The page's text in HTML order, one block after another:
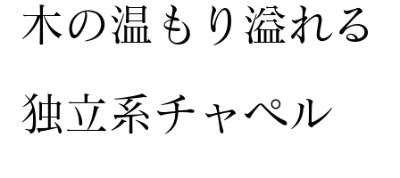
木の温もり溢れる
独立系チャペル